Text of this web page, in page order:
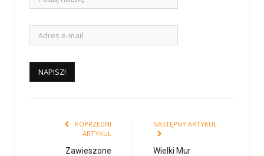
POPRZEDNI
ARTYKUŁ
Zawieszone
NASTĘPNY ARTYKUŁ
Wielki Mur